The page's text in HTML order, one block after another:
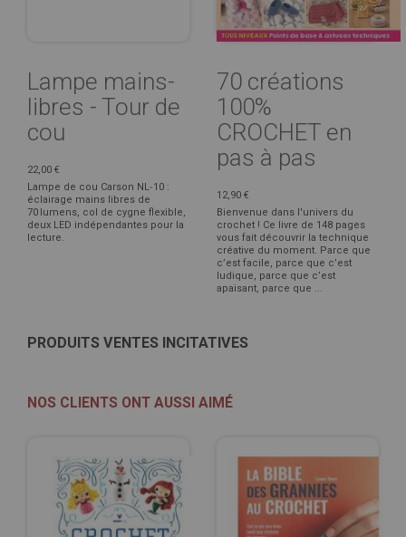
Lampe mains-
libres - Tour de
cou
22,00 €
Lampe de cou Carson NL‑10 :
éclairage mains libres de
70 lumens, col de cygne flexible,
deux LED indépendantes pour la
lecture.
70 créations
100%
CROCHET en
pas à pas
12,90 €
Bienvenue dans l'univers du
crochet ! Ce livre de 148 pages
vous fait découvrir la technique
créative du moment. Parce que
c’est facile, parce que c’est
ludique, parce que c’est
apaisant, parce que ...
PRODUITS VENTES INCITATIVES
NOS CLIENTS ONT AUSSI AIMÉ